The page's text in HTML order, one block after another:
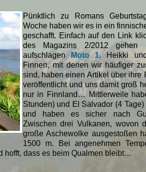
Pünktlich zu Romans
Woche haben wir es in ein
geschafft. Einfach auf den Link
des Magazins 2/2012
aufschlagenMoto 1. Heikki
Finnen, mit denen wir häufiger
sind, haben einen Artikel über ihre
veröffentlicht und uns damit groß
nur in Finnland… Mittlerweile
Stunden) und El Salvador (4
und haben es sicher nach
Zwischen drei Vulkanen, wovon
große Aschewolke ausgestoßen
1500 m. Bei angenehmen
hofft, dass es beim Qualmen bleibt…